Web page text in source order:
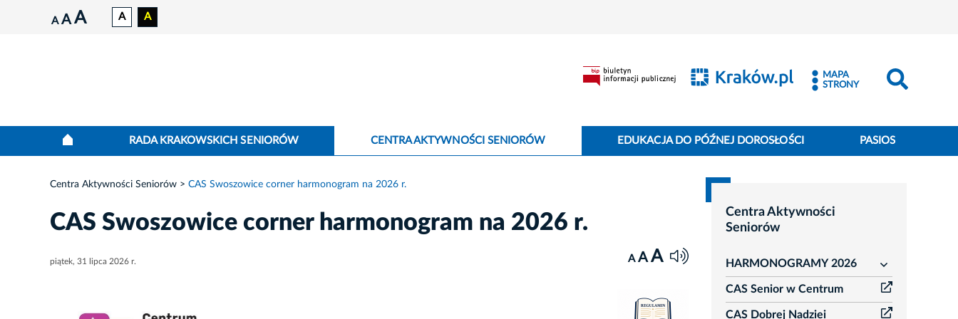
A A A A A
MAPA
STRONY
RADA KRAKOWSKICH SENIORÓW CENTRA AKTYWNOŚCI SENIORÓW EDUKACJA DO PÓŹNEJ DOROSŁOŚCI PASIOS
Centra Aktywności Seniorów CAS Swoszowice corner harmonogram na 2026 r.
CAS Swoszowice corner harmonogram na 2026 r.
piątek, 31 lipca 2026 r. A A A
Centra Aktywności
Seniorów
HARMONOGRAMY 2026
rozwiń
CAS Senior w Centrum
CAS Dobrej Nadziei